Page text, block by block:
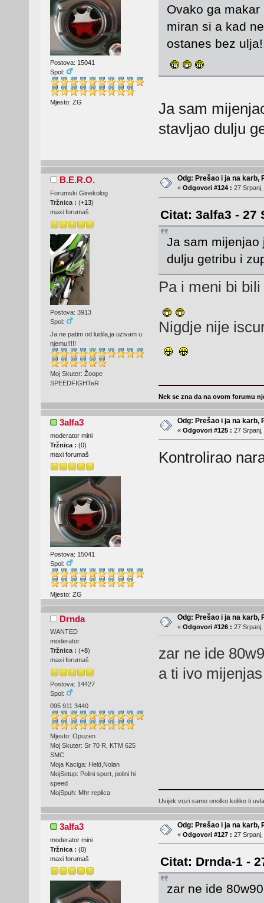
Postova: 15041
Spol:
Mjesto: ZG
Ovako ga
miran si a kad
ostanes bez
Ja sam
stavljao dulju
B.E.R.O.
Forumski Ginekolog
Tržnica : (+13)
maxi forumaš
Postova: 3913
Spol:
Ja ne patim od ludila,ja uzivam u
njemu!!!!!
Moj Skuter: Žoope
SPEEDFIGHTeR
Odg: Prešao i ja na karb,
« Odgovori #124 : 27
Citat: 3alfa3 - 27
Ja sam mijenjao
dulju getribu i
Pa i meni bi
Nigdje nije
Nek se zna da na ovom forumu
3alfa3
moderator mini
Tržnica : (0)
maxi forumaš
Postova: 15041
Spol:
Mjesto: ZG
Odg: Prešao i ja na karb,
« Odgovori #125 : 27
Kontrolirao
Drnda
WANTED
moderator
Tržnica : (+8)
maxi forumaš
Postova: 14427
Spol:
095 911 3440
Mjesto: Opuzen
Moj Skuter: Sr 70 R, KTM 625
SMC
Moja Kaciga: Held,Nolan
MojSetup: Polini sport, polini hi
speed
MojSpuh: Mhr replica
Odg: Prešao i ja na karb,
« Odgovori #126 : 27
zar ne ide
a ti ivo
Uvijek vozi samo onolko koliko ti
3alfa3
moderator mini
Tržnica : (0)
maxi forumaš
Odg: Prešao i ja na karb,
« Odgovori #127 : 27
Citat: Drnda-1 -
zar ne ide